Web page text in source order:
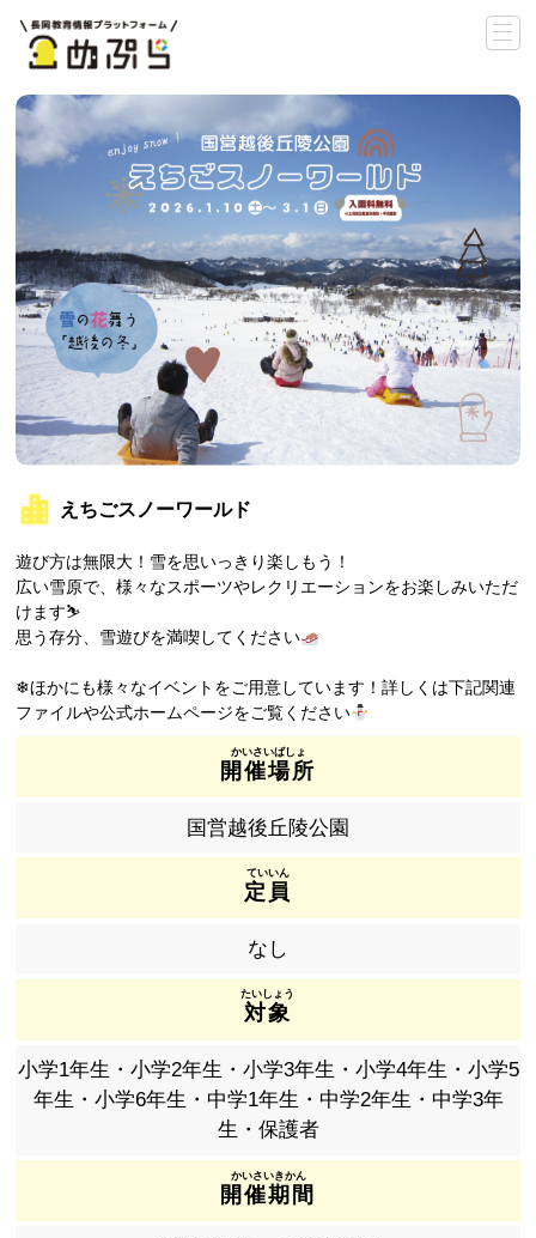
えちごスノーワールド
遊び方は無限大！雪を思いっきり楽しもう！
広い雪原で、様々なスポーツやレクリエーションをお楽しみいただ
けます⛷
思う存分、雪遊びを満喫してください
❄ほかにも様々なイベントをご用意しています！詳しくは下記関連
ファイルや公式ホームページをご覧ください
開催場所
国営越後丘陵公園
定員
なし
対象
小学1年生・小学2年生・小学3年生・小学4年生・小学5
年生・小学6年生・中学1年生・中学2年生・中学3年
生・保護者
開催期間